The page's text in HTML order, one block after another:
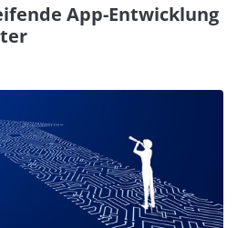
App-Entwicklung